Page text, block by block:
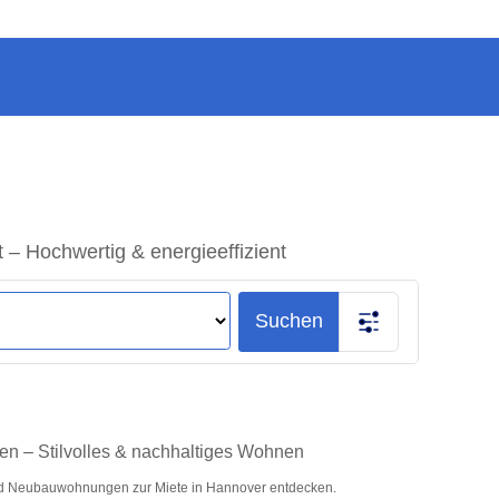
Hochwertig & energieeffizient
Suchen
– Stilvolles & nachhaltiges Wohnen
zur Miete in Hannover entdecken.